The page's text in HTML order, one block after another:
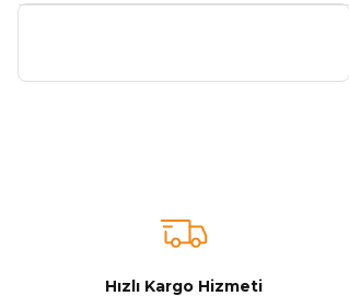
Hızlı Kargo Hizmeti